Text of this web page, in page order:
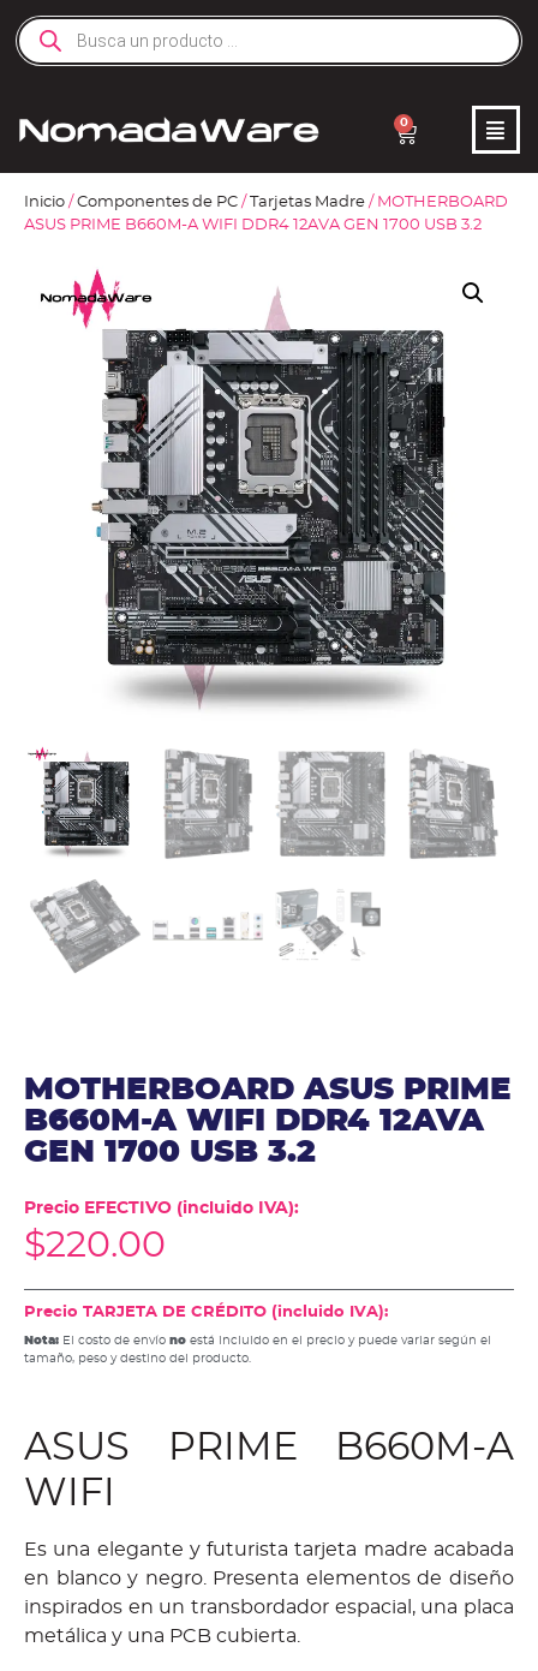
0
Inicio / Componentes de PC / Tarjetas Madre / MOTHERBOARD
ASUS PRIME B660M-A WIFI DDR4 12AVA GEN 1700 USB 3.2
MOTHERBOARD ASUS PRIME
B660M-A WIFI DDR4 12AVA
GEN 1700 USB 3.2
Precio EFECTIVO (incluido IVA):
$220.00
Precio TARJETA DE CRÉDITO (incluido IVA):
Nota: El costo de envío no está incluido en el precio y puede variar según el
tamaño, peso y destino del producto.
ASUS PRIME B660M-A
WIFI
Es una elegante y futurista tarjeta madre acabada
en blanco y negro. Presenta elementos de diseño
inspirados en un transbordador espacial, una placa
metálica y una PCB cubierta.